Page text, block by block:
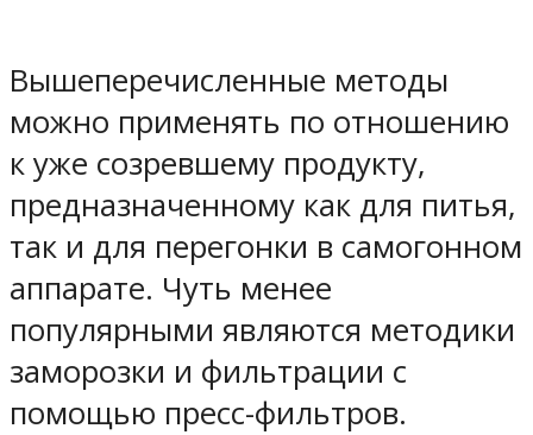
Вышеперечисленные методы
можно применять по отношению
к уже созревшему продукту,
предназначенному как для питья,
так и для перегонки в самогонном
аппарате. Чуть менее
популярными являются методики
заморозки и фильтрации с
помощью пресс-фильтров.